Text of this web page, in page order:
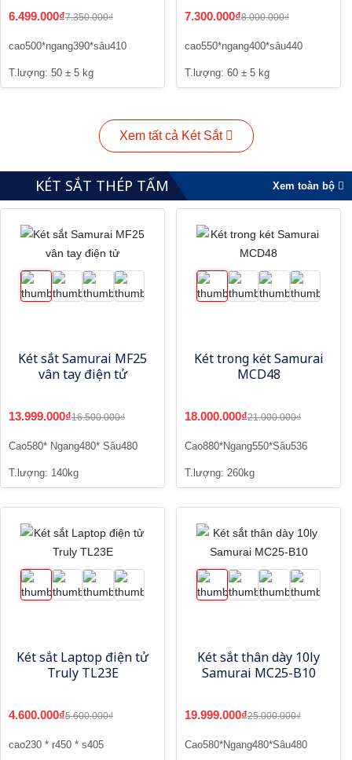
6.499.000₫7.350.000₫
cao500*ngang390*sâu410
T.lượng: 50 ± 5 kg
7.300.000₫8.000.000₫
cao550*ngang400*sâu440
T.lượng: 60 ± 5 kg
Xem tất cả Két Sắt
KÉT SẮT THÉP TẤM Xem toàn bộ
Két sắt Samurai MF25
vân tay điện tử
13.999.000₫16.500.000₫
Cao580* Ngang480* Sâu480
T.lượng: 140kg
Két trong két Samurai
MCD48
18.000.000₫21.000.000₫
Cao880*Ngang550*Sâu536
T.lượng: 260kg
Két sắt Laptop điện tử
Truly TL23E
4.600.000₫5.600.000₫
cao230 * r450 * s405
Két sắt thân dày 10ly
Samurai MC25-B10
19.999.000₫25.000.000₫
Cao580*Ngang480*Sâu480